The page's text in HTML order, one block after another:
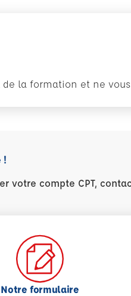
la formation et ne
!
votre compte CPT,
Notre formulaire